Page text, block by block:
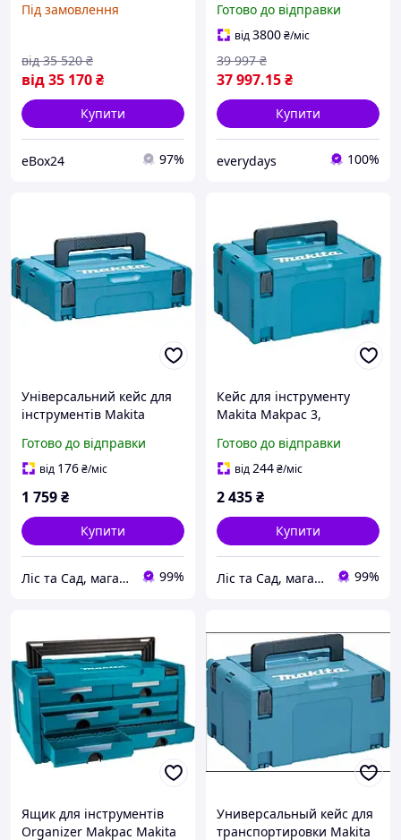
Під замовлення
від35 170₴
від 35 520 ₴
Купити
eBox24 97%
акумуляторів для
інструментів НОВИЙ!!!
Готово до відправки
від3800₴/міс
37 997.15₴
39 997 ₴
Купити
everydays 100%
Універсальний кейс для
інструментів Makita
Готово до відправки
від 176₴/міс
1 759₴
Купити
Ліс та Сад, магазин інструментів та садової техніки 99%
Кейс для інструменту
Makita Makpac 3,
Готово до відправки
від244₴/міс
2 435₴
Купити
Ліс та Сад, магазин інструментів та садової техніки 99%
Ящик для інструментів
Organizer Makpac Makita
Универсальный кейс для
транспортировки Makita